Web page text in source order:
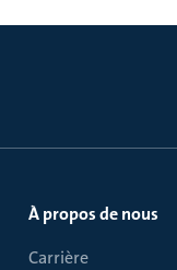
À propos de nous
Carrière